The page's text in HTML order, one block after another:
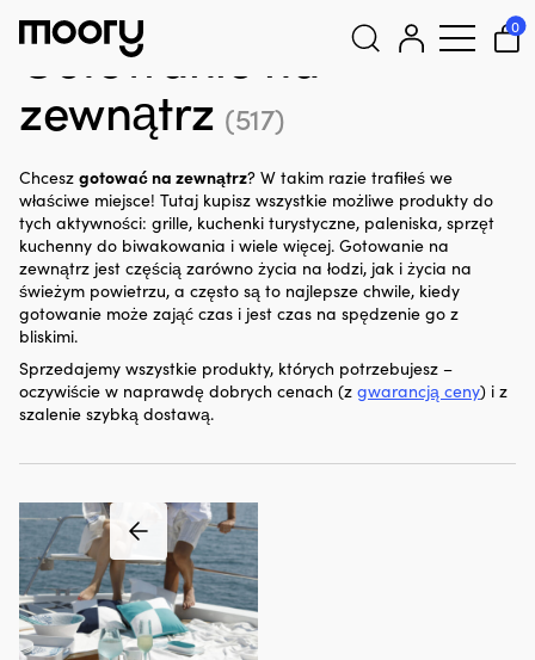
Szukaj:
0
Gotowanie na
zewnątrz (517)
Chcesz gotować na zewnątrz? W takim razie trafiłeś we
właściwe miejsce! Tutaj kupisz wszystkie możliwe produkty do
tych aktywności: grille, kuchenki turystyczne, paleniska, sprzęt
kuchenny do biwakowania i wiele więcej. Gotowanie na
zewnątrz jest częścią zarówno życia na łodzi, jak i życia na
świeżym powietrzu, a często są to najlepsze chwile, kiedy
gotowanie może zająć czas i jest czas na spędzenie go z
bliskimi.
Sprzedajemy wszystkie produkty, których potrzebujesz –
oczywiście w naprawdę dobrych cenach (z gwarancją ceny) i z
szalenie szybką dostawą.